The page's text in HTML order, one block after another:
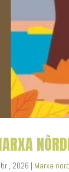
2026 | Marxa